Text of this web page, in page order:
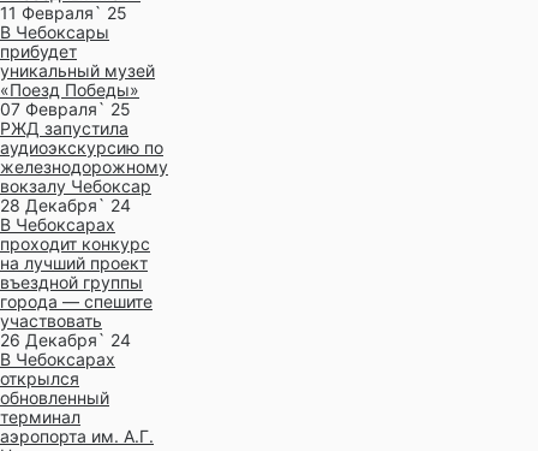
11 Февраля` 25
В Чебоксары
прибудет
уникальный музей
«Поезд Победы»
07 Февраля` 25
РЖД запустила
аудиоэкскурсию по
железнодорожному
вокзалу Чебоксар
28 Декабря` 24
В Чебоксарах
проходит конкурс
на лучший проект
въездной группы
города — спешите
участвовать
26 Декабря` 24
В Чебоксарах
открылся
обновленный
терминал
аэропорта им. А.Г.